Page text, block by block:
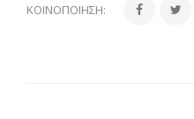
ΚΟΙΝΟΠΟΊΗΣΗ: